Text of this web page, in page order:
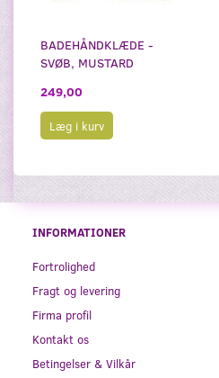
BADEHÅNDKLÆDE -
SVØB, MUSTARD
249,00
Læg i kurv
INFORMATIONER
Fortrolighed
Fragt og levering
Firma profil
Kontakt os
Betingelser & Vilkår